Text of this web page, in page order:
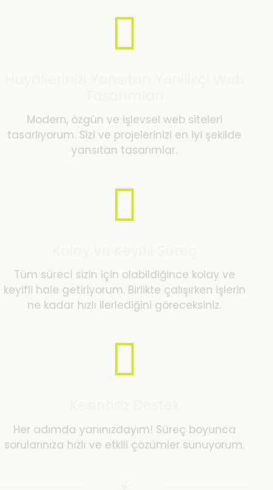
Modern, özgün ve işlevsel web siteleri
tasarlıyorum. Sizi ve projelerinizi en iyi şekilde
yansıtan tasarımlar.
Tüm süreci sizin için olabildiğince kolay ve
keyifli hale getiriyorum. Birlikte çalışırken işlerin
ne kadar hızlı ilerlediğini göreceksiniz.
Her adımda yanınızdayım! Süreç boyunca
sorularınıza hızlı ve etkili çözümler sunuyorum.